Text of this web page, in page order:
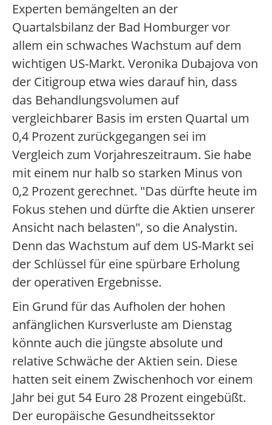
Experten bemängelten an der
Quartalsbilanz der Bad Homburger vor
allem ein schwaches Wachstum auf dem
wichtigen US-Markt. Veronika Dubajova von
der Citigroup etwa wies darauf hin, dass
das Behandlungsvolumen auf
vergleichbarer Basis im ersten Quartal um
0,4 Prozent zurückgegangen sei im
Vergleich zum Vorjahreszeitraum. Sie habe
mit einem nur halb so starken Minus von
0,2 Prozent gerechnet. "Das dürfte heute im
Fokus stehen und dürfte die Aktien unserer
Ansicht nach belasten", so die Analystin.
Denn das Wachstum auf dem US-Markt sei
der Schlüssel für eine spürbare Erholung
der operativen Ergebnisse.
Ein Grund für das Aufholen der hohen
anfänglichen Kursverluste am Dienstag
könnte auch die jüngste absolute und
relative Schwäche der Aktien sein. Diese
hatten seit einem Zwischenhoch vor einem
Jahr bei gut 54 Euro 28 Prozent eingebüßt.
Der europäische Gesundheitssektor